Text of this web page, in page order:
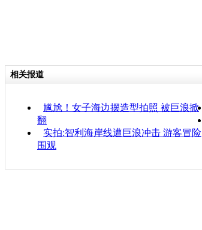
相关报道
尴尬！女子海边摆造型拍照 被巨浪掀
翻
实拍:智利海岸线遭巨浪冲击 游客冒险
围观